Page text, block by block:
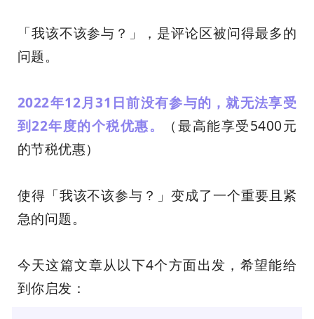
「我该不该参与？」，是评论区被问得最多的
问题。
2022年12月31日前没有参与的，就无法享受
到22年度的个税优惠。
（最高能享受5400元
的节税优惠）
使得「我该不该参与？」变成了一个重要且紧
急的问题。
今天这篇文章从以下4个方面出发，希望能给
到你启发：